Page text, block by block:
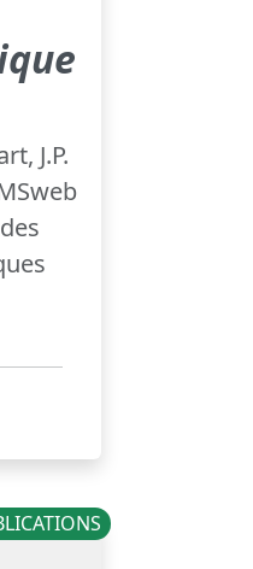
J.P.